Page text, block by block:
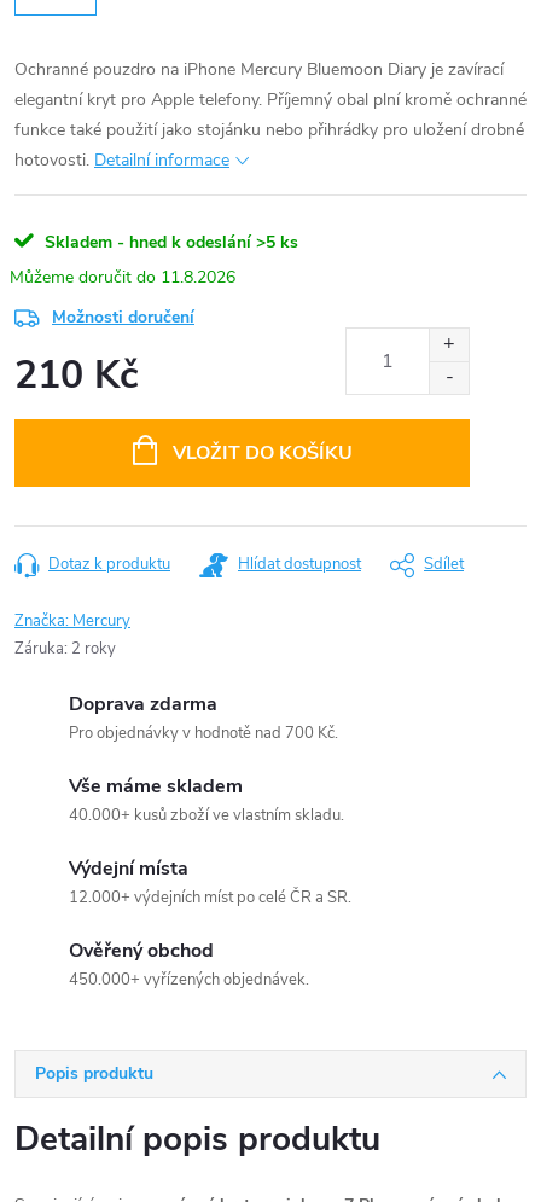
Ochranné pouzdro na iPhone Mercury Bluemoon Diary je zavírací
elegantní kryt pro Apple telefony. Příjemný obal plní kromě ochranné
funkce také použití jako stojánku nebo přihrádky pro uložení drobné
hotovosti. Detailní informace
Skladem - hned k odeslání >5 ks
11.8.2026
Možnosti doručení
210 Kč
VLOŽIT DO KOŠÍKU
Dotaz k produktu Hlídat dostupnost Sdílet
Značka: Mercury
Záruka: 2 roky
Doprava zdarma
Pro objednávky v hodnotě nad 700 Kč.
Vše máme skladem
40.000+ kusů zboží ve vlastním skladu.
Výdejní místa
12.000+ výdejních míst po celé ČR a SR.
Ověřený obchod
450.000+ vyřízených objednávek.
Popis produktu
Detailní popis produktu